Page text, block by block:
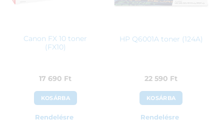
Canon FX 10 toner
(FX10)
17 690 Ft
KOSÁRBA
Rendelésre
HP Q6001A toner (124A)
22 590 Ft
KOSÁRBA
Rendelésre